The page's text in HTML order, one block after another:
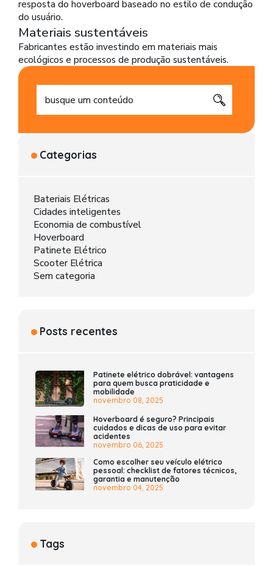
resposta do hoverboard baseado no estilo de condução
do usuário.
Materiais sustentáveis
Fabricantes estão investindo em materiais mais
ecológicos e processos de produção sustentáveis.
Categorias
Bateriais Elétricas
Cidades inteligentes
Economia de combustível
Hoverboard
Patinete Elétrico
Scooter Elétrica
Sem categoria
Posts recentes
Patinete elétrico dobrável: vantagens
para quem busca praticidade e
mobilidade
novembro 08, 2025
Hoverboard é seguro? Principais
cuidados e dicas de uso para evitar
acidentes
novembro 06, 2025
Como escolher seu veículo elétrico
pessoal: checklist de fatores técnicos,
garantia e manutenção
novembro 04, 2025
Tags